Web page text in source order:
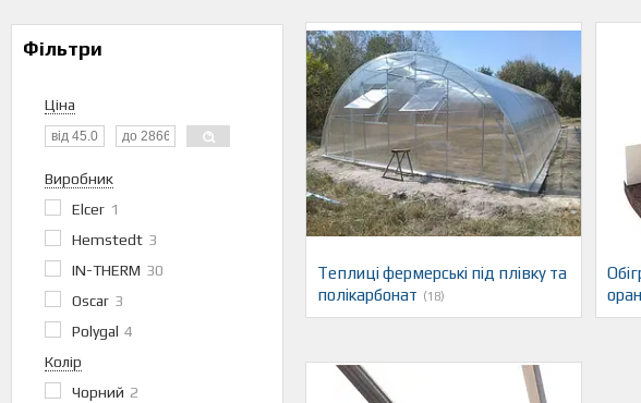
Фільтри
Ціна
Виробник
Elcer 1
Hemstedt 3
IN-THERM 30
Oscar 3
Polygal 4
Колір
Чорний 2
Теплиці фермерські під плівку та
полікарбонат
18